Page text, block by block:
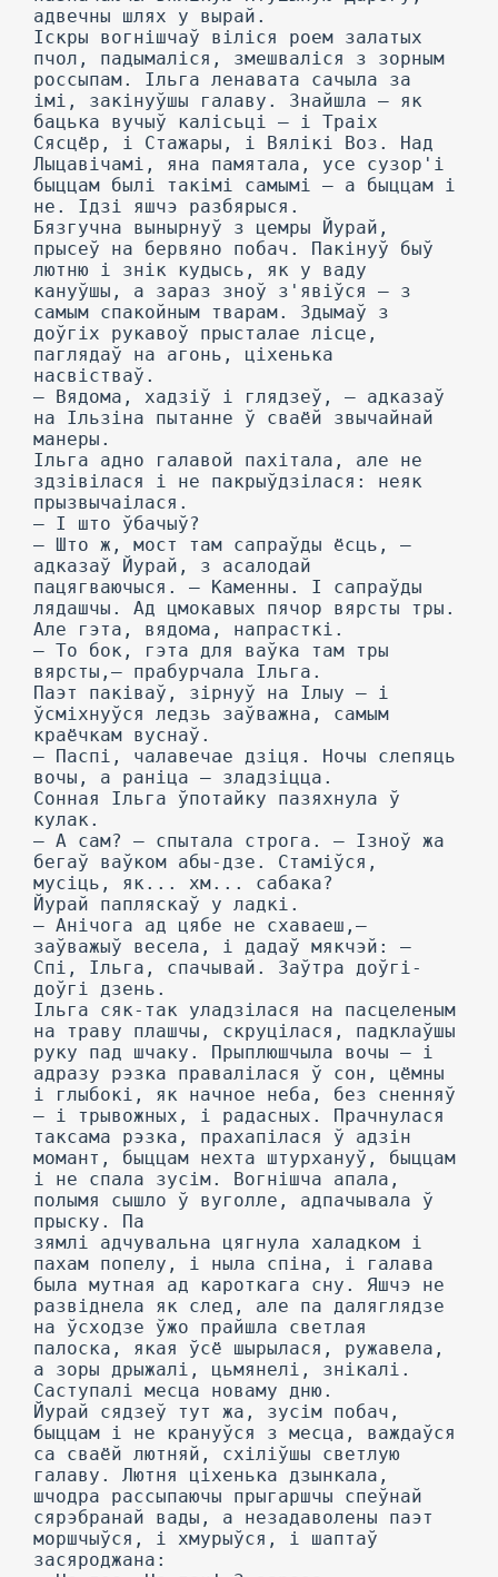
адвечны шлях у вырай.
Іскры вогнішчаў віліся роем залатых
пчол, падымаліся, змешваліся з зорным
россыпам. Ільга ленавата сачыла за
імі, закінуўшы галаву. Знайшла — як
бацька вучыў калісьці — і Траіх
Сясцёр, і Стажары, і Вялікі Воз. Над
Лыцавічамі, яна памятала, усе сузор'і
быццам былі такімі самымі — а быццам і
не. Ідзі яшчэ разбярыся.
Бязгучна вынырнуў з цемры Йурай,
прысеў на бервяно побач. Пакінуў быў
лютню і знік кудысь, як у ваду
кануўшы, а зараз зноў з'явіўся — з
самым спакойным тварам. Здымаў з
доўгіх рукавоў прысталае лісце,
паглядаў на агонь, ціхенька
насвістваў.
— Вядома, хадзіў і глядзеў, — адказаў
на Ільзіна пытанне ў сваёй звычайнай
манеры.
Ільга адно галавой пахітала, але не
здзівілася і не пакрыўдзілася: неяк
прызвычаілася.
— I што ўбачыў?
— Што ж, мост там сапраўды ёсць, —
адказаў Йурай, з асалодай
пацягваючыся. — Каменны. I сапраўды
лядашчы. Ад цмокавых пячор вярсты тры.
Але гэта, вядома, напрасткі.
— To бок, гэта для ваўка там тры
вярсты,— прабурчала Ільга.
Паэт паківаў, зірнуў на Ілыу — і
ўсміхнуўся ледзь заўважна, самым
краёчкам вуснаў.
— Паспі, чалавечае дзіця. Ночы слепяць
вочы, а раніца — зладзіцца.
Сонная Ільга ўпотайку пазяхнула ў
кулак.
— А сам? — спытала строга. — Ізноў жа
бегаў ваўком абы-дзе. Стаміўся,
мусіць, як... хм... сабака?
Йурай папляскаў у ладкі.
— Анічога ад цябе не схаваеш,—
заўважыў весела, і дадаў мякчэй: —
Спі, Ільга, спачывай. Заўтра доўгі-
доўгі дзень.
Ільга сяк-так уладзілася на пасцеленым
на траву плашчы, скруцілася, падклаўшы
руку пад шчаку. Прыплюшчыла вочы — і
адразу рэзка правалілася ў сон, цёмны
і глыбокі, як начное неба, без сненняў
— і трывожных, і радасных. Прачнулася
таксама рэзка, прахапілася ў адзін
момант, быццам нехта штурхануў, быццам
і не спала зусім. Вогнішча апала,
полымя сышло ў вуголле, адпачывала ў
прыску. Па
зямлі адчувальна цягнула халадком і
пахам попелу, і ныла спіна, і галава
была мутная ад кароткага сну. Яшчэ не
развіднела як след, але па даляглядзе
на ўсходзе ўжо прайшла светлая
палоска, якая ўсё шырылася, ружавела,
а зоры дрыжалі, цьмянелі, знікалі.
Саступалі месца новаму дню.
Йурай сядзеў тут жа, зусім побач,
быццам і не крануўся з месца, важдаўся
са сваёй лютняй, схіліўшы светлую
галаву. Лютня ціхенька дзынкала,
шчодра рассыпаючы прыгаршчы спеўнай
сярэбранай вады, а незадаволены паэт
моршчыўся, і хмурыўся, і шаптаў
засяроджана: